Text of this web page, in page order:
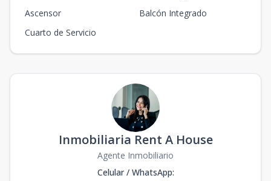
Ascensor
Balcón Integrado
Cuarto de Servicio
Inmobiliaria Rent A House
Agente Inmobiliario
Celular / WhatsApp: